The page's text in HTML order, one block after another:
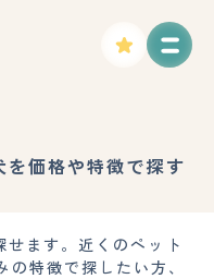
価格や特徴で探す
ます。近くのペット
特徴で探したい方、